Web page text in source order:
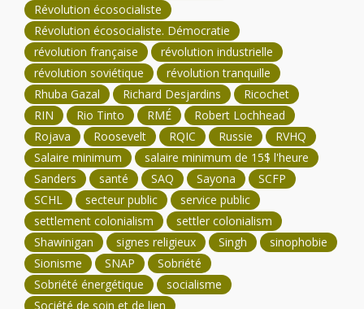
Révolution écosocialiste
Révolution écosocialiste. Démocratie
révolution française
révolution industrielle
révolution soviétique
révolution tranquille
Rhuba Gazal
Richard Desjardins
Ricochet
RIN
Rio Tinto RMÉ
Robert Lochhead
Rojava
Roosevelt RQIC Russie
RVHQ
Salaire minimum
salaire minimum de 15$ l'heure
Sanders
santé SAQ Sayona
SCFP
SCHL
secteur public
service public
settlement colonialism
settler colonialism
Shawinigan
signes religieux Singh
sinophobie
Sionisme
SNAP
Sobriété
Sobriété énergétique
socialisme
Société de soin et de lien